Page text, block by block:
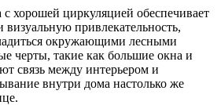
с хорошей циркуляцией обеспечивает
визуальную привлекательность,
окружающими лесными
черты, такие как большие окна и
связь между интерьером и
внутри дома настолько же